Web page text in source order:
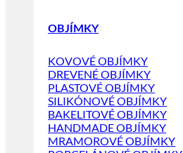
OBJÍMKY
KOVOVÉ OBJÍMKY
DREVENÉ OBJÍMKY
PLASTOVÉ OBJÍMKY
SILIKÓNOVÉ OBJÍMKY
BAKELITOVÉ OBJÍMKY
HANDMADE OBJÍMKY
MRAMOROVÉ OBJÍMKY